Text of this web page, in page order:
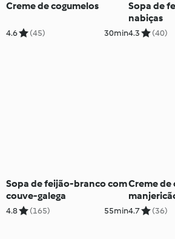
Creme de cogumelos
4.6 (45) 30min
Sopa de
nabiças
4.3 (40)
Sopa de feijão-branco com
couve-galega
4.8 (165) 55min
Creme de
4.7 (36)